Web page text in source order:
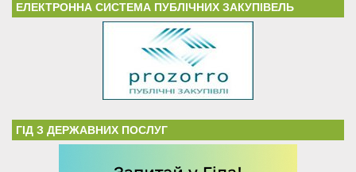
ЕЛЕКТРОННА СИСТЕМА ПУБЛІЧНИХ ЗАКУПІВЕЛЬ
ГІД З ДЕРЖАВНИХ ПОСЛУГ